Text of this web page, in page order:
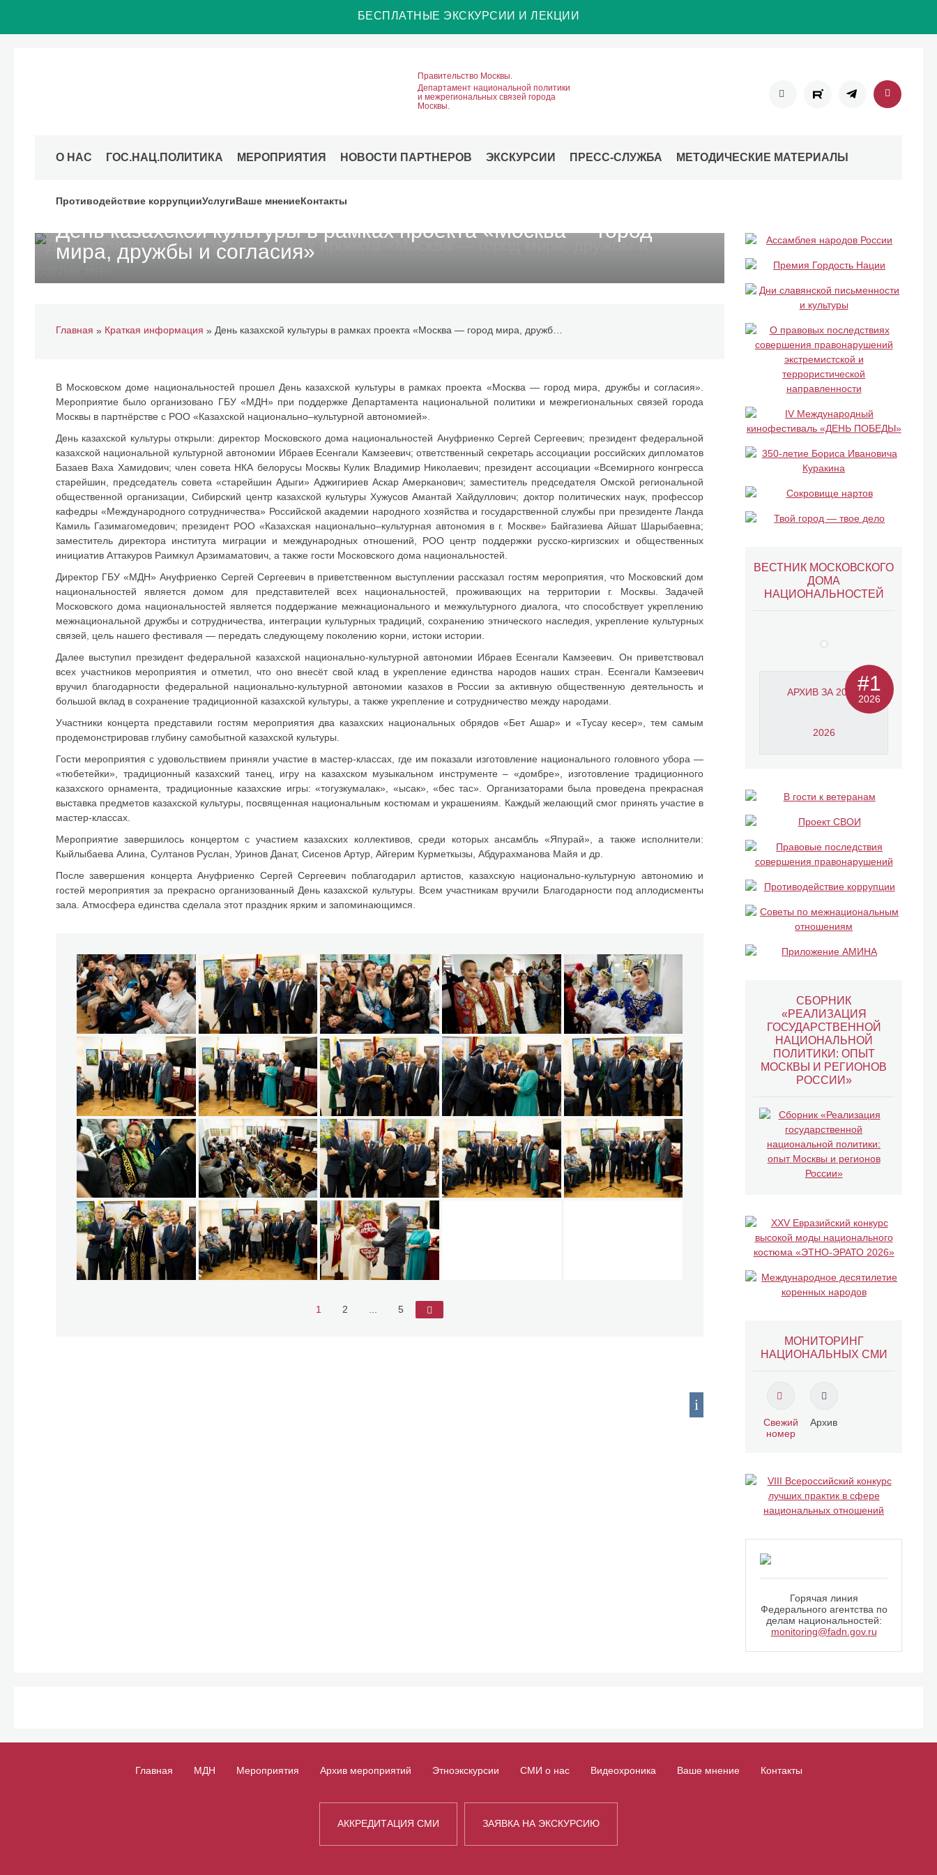
БЕСПЛАТНЫЕ ЭКСКУРСИИ И ЛЕКЦИИ
Правительство Москвы.
Департамент национальной политики
и межрегиональных связей города
Москвы.
О НАС ГОС.НАЦ.ПОЛИТИКА МЕРОПРИЯТИЯ НОВОСТИ ПАРТНЕРОВ ЭКСКУРСИИ ПРЕСС-СЛУЖБА МЕТОДИЧЕСКИЕ МАТЕРИАЛЫ
Противодействие коррупцииУслугиВаше мнениеКонтакты
День казахской культуры в рамках проекта «Москва — город
мира, дружбы и согласия»
Главная » Краткая информация » День казахской культуры в рамках проекта «Москва — город мира, дружбы и согласия»
В Московском доме национальностей прошел День казахской культуры в рамках проекта «Москва — город мира, дружбы и согласия».
Мероприятие было организовано ГБУ «МДН» при поддержке Департамента национальной политики и межрегиональных связей города
Москвы в партнёрстве с РОО «Казахской национально–культурной автономией».
День казахской культуры открыли: директор Московского дома национальностей Ануфриенко Сергей Сергеевич; президент федеральной
казахской национальной культурной автономии Ибраев Есенгали Камзеевич; ответственный секретарь ассоциации российских дипломатов
Базаев Ваха Хамидович; член совета НКА белорусы Москвы Кулик Владимир Николаевич; президент ассоциации «Всемирного конгресса
старейшин, председатель совета «старейшин Адыги» Аджигириев Аскар Амерканович; заместитель председателя Омской региональной
общественной организации, Сибирский центр казахской культуры Хужусов Амантай Хайдуллович; доктор политических наук, профессор
кафедры «Международного сотрудничества» Российской академии народного хозяйства и государственной службы при президенте Ланда
Камиль Газимагомедович; президент РОО «Казахская национально–культурная автономия в г. Москве» Байгазиева Айшат Шарыбаевна;
заместитель директора института миграции и международных отношений, РОО центр поддержки русско-киргизских и общественных
инициатив Аттакуров Раимкул Арзимаматович, а также гости Московского дома национальностей.
Директор ГБУ «МДН» Ануфриенко Сергей Сергеевич в приветственном выступлении рассказал гостям мероприятия, что Московский дом
национальностей является домом для представителей всех национальностей, проживающих на территории г. Москвы. Задачей
Московского дома национальностей является поддержание межнационального и межкультурного диалога, что способствует укреплению
межнациональной дружбы и сотрудничества, интеграции культурных традиций, сохранению этнического наследия, укрепление культурных
связей, цель нашего фестиваля — передать следующему поколению корни, истоки истории.
Далее выступил президент федеральной казахской национально-культурной автономии Ибраев Есенгали Камзеевич. Он приветствовал
всех участников мероприятия и отметил, что оно внесёт свой клад в укрепление единства народов наших стран. Есенгали Камзеевич
вручил благодарности федеральной национально-культурной автономии казахов в России за активную общественную деятельность и
большой вклад в сохранение традиционной казахской культуры, а также укрепление и сотрудничество между народами.
Участники концерта представили гостям мероприятия два казахских национальных обрядов «Бет Ашар» и «Тусау кесер», тем самым
продемонстрировав глубину самобытной казахской культуры.
Гости мероприятия с удовольствием приняли участие в мастер-классах, где им показали изготовление национального головного убора —
«тюбетейки», традиционный казахский танец, игру на казахском музыкальном инструменте – «домбре», изготовление традиционного
казахского орнамента, традиционные казахские игры: «тогузкумалак», «ысак», «бес тас». Организаторами была проведена прекрасная
выставка предметов казахской культуры, посвященная национальным костюмам и украшениям. Каждый желающий смог принять участие в
мастер-классах.
Мероприятие завершилось концертом с участием казахских коллективов, среди которых ансамбль «Япурай», а также исполнители:
Кыйлыбаева Алина, Султанов Руслан, Уринов Данат, Сисенов Артур, Айгерим Курметкызы, Абдурахманова Майя и др.
После завершения концерта Ануфриенко Сергей Сергеевич поблагодарил артистов, казахскую национально-культурную автономию и
гостей мероприятия за прекрасно организованный День казахской культуры. Всем участникам вручили Благодарности под аплодисменты
зала. Атмосфера единства сделала этот праздник ярким и запоминающимся.
1 2 5 ►
ВЕСТНИК МОСКОВСКОГО
ДОМА
НАЦИОНАЛЬНОСТЕЙ
АРХИВ ЗА 2011-
2026
#1
2026
СБОРНИК
«РЕАЛИЗАЦИЯ
ГОСУДАРСТВЕННОЙ
НАЦИОНАЛЬНОЙ
ПОЛИТИКИ: ОПЫТ
МОСКВЫ И РЕГИОНОВ
РОССИИ»
МОНИТОРИНГ
НАЦИОНАЛЬНЫХ СМИ
Свежий
номер
Архив
Горячая линия
Федерального агентства по
делам национальностей:
monitoring@fadn.gov.ru
Главная МДН Мероприятия Архив мероприятий Этноэкскурсии СМИ о нас Видеохроника Ваше мнение Контакты
АККРЕДИТАЦИЯ СМИ ЗАЯВКА НА ЭКСКУРСИЮ